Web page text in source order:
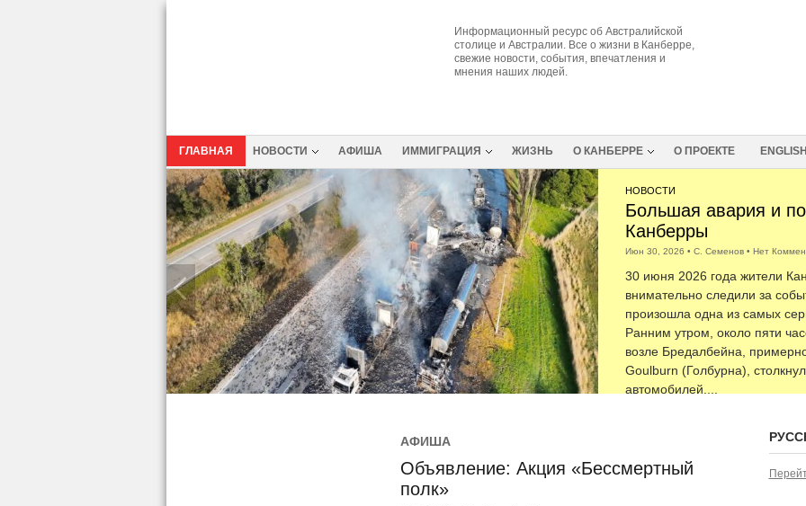
Информационный ресурс об Австралийской
столице и Австралии. Все о жизни в Канберре,
свежие новости, события, впечатления и
мнения наших людей.
ГЛАВНАЯ НОВОСТИ АФИША ИММИГРАЦИЯ ЖИЗНЬ О КАНБЕРРЕ О ПРОЕКТЕ ENGLISH
НОВОСТИ
Большая авария и
Канберры
Июн 30, 2026 • С. Семенов• Нет
30 июня 2026 года жители
внимательно следили за
произошла одна из самых
Ранним утром, около пяти
возле Бредалбейна,
Goulburn (Голбурна),
автомобилей,...
НОВОСТИ
АФИША
Объявление: Акция «Бессмертный
полк»